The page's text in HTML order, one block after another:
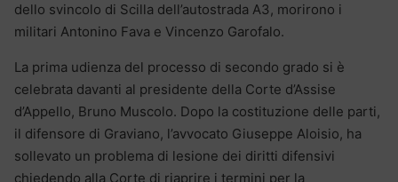
dello svincolo di Scilla dell’autostrada A3, morirono i
militari Antonino Fava e Vincenzo Garofalo.
La prima udienza del processo di secondo grado si è
celebrata davanti al presidente della Corte d’Assise
d’Appello, Bruno Muscolo. Dopo la costituzione delle parti,
il difensore di Graviano, l’avvocato Giuseppe Aloisio, ha
sollevato un problema di lesione dei diritti difensivi
chiedendo alla Corte di riaprire i termini per la